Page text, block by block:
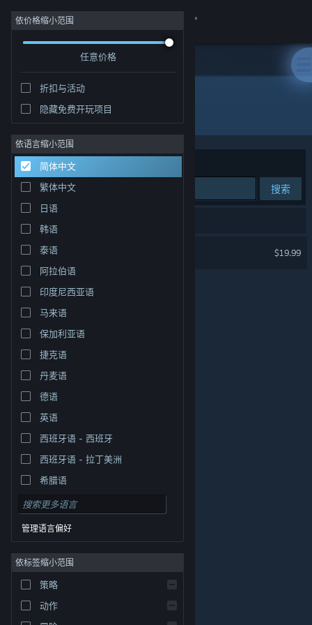
登录
社区
关于
客服
更改语言
获取 Steam 手机应用
查看桌面版网站
© Valve Corporation。保留所有权利。所有商标均为其在
律信息| 无障碍
依价格缩小范围
任意价格
折扣与活动
隐藏免费开玩项目
依语言缩小范围
简体中文
繁体中文
日语
韩语
泰语
阿拉伯语
印度尼西亚语
马来语
保加利亚语
捷克语
丹麦语
德语
英语
西班牙语 - 西班牙
西班牙语 - 拉丁美洲
希腊语
管理语言偏好
依标签缩小范围
策略
动作
"Nigate Tale"
排序依据 相关性
搜索
1 个匹配的搜索结果。
$19.99